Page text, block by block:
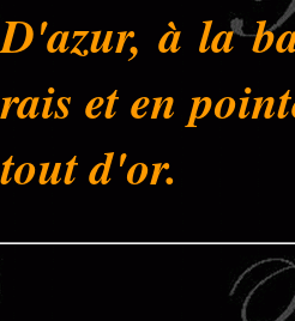
D'azur, à la
rais et en
tout d'or.